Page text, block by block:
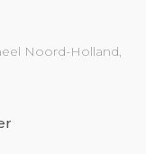
Noord-Holland,